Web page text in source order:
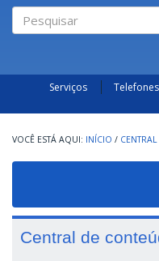
Serviços Telefones
INÍCIO /
Central de